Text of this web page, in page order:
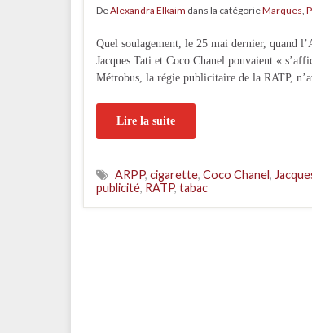
DeAlexandra Elkaim dans la catégorieMarques,
Quel soulagement, le 25 mai dernier, quand
Jacques Tati et Coco Chanel pouvaient «
Métrobus, la régie publicitaire de la RATP,
Lire la suite
ARPP, cigarette, Coco Chanel,
publicité, RATP, tabac